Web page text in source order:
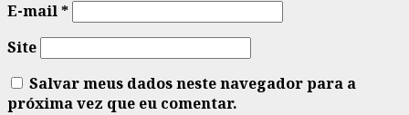
E-mail*
Site
Salvar meus dados neste navegador para a
próxima vez que eu comentar.